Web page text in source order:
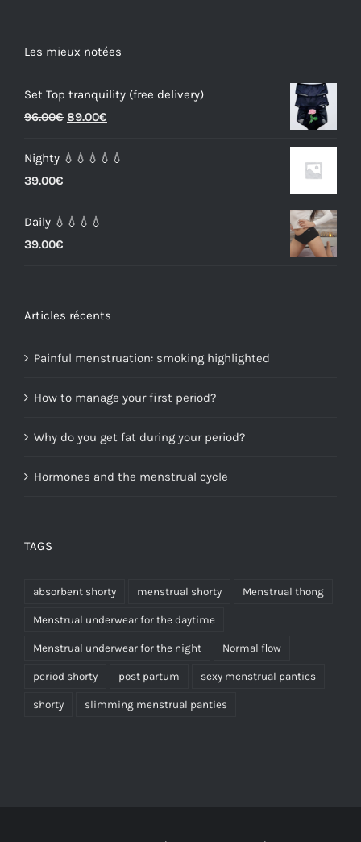
Les mieux notées
Set Top tranquility (free delivery)
96.00€ Original
was:
89.00€
is:
Nighty 💧💧💧💧💧
39.00€
Daily 💧💧💧💧
39.00€
Articles récents
Painful menstruation: smoking highlighted
How to manage your first period?
Why do you get fat during your period?
Hormones and the menstrual cycle
TAGS
absorbent shorty menstrual shorty Menstrual thong
Menstrual underwear for the daytime
Menstrual underwear for the night Normal flow
period shorty post partum sexy menstrual panties
shorty slimming menstrual panties